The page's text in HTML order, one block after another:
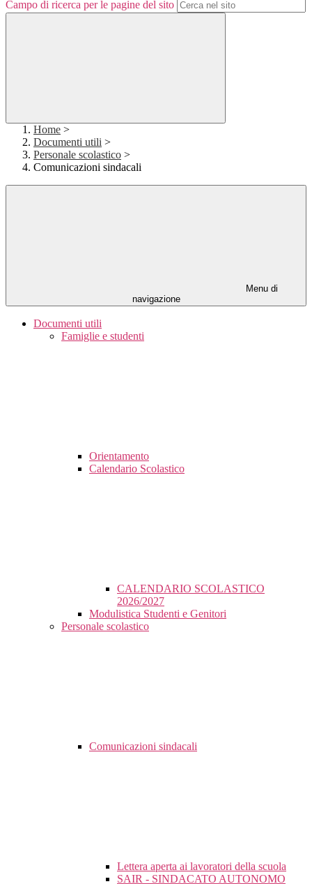
Campo di ricerca per le pagine del sito
Home >
Documenti utili >
Personale scolastico >
Comunicazioni sindacali
Menu di
navigazione
Documenti utili
Famiglie e studenti
Orientamento
Calendario Scolastico
CALENDARIO SCOLASTICO
2026/2027
Modulistica Studenti e Genitori
Personale scolastico
Comunicazioni sindacali
Lettera aperta ai lavoratori della scuola
SAIR - SINDACATO AUTONOMO